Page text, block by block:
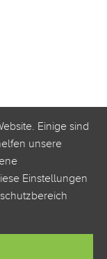
info@clickstorm.de
Einige sind
unsere
Einstellungen